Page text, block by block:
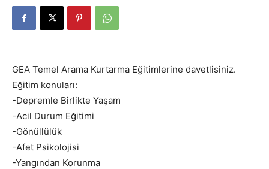
GEA Temel Arama Kurtarma Eğitimlerine davetlisiniz.
Eğitim konuları:
-Depremle Birlikte Yaşam
-Acil Durum Eğitimi
-Gönüllülük
-Afet Psikolojisi
-Yangından Korunma